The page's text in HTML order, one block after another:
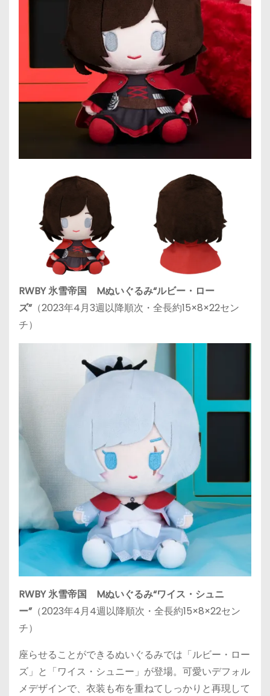
RWBY 氷雪帝国 Mぬいぐるみ“ルビー・ロー
ズ”（2023年4月3週以降順次・全長約15×8×22セン
チ）
RWBY 氷雪帝国 Mぬいぐるみ“ワイス・シュニ
ー”（2023年4月4週以降順次・全長約15×8×22セン
チ）
座らせることができるぬいぐるみでは「ルビー・ロー
ズ」と「ワイス・シュニー」が登場。可愛いデフォル
メデザインで、衣装も布を重ねてしっかりと再現して